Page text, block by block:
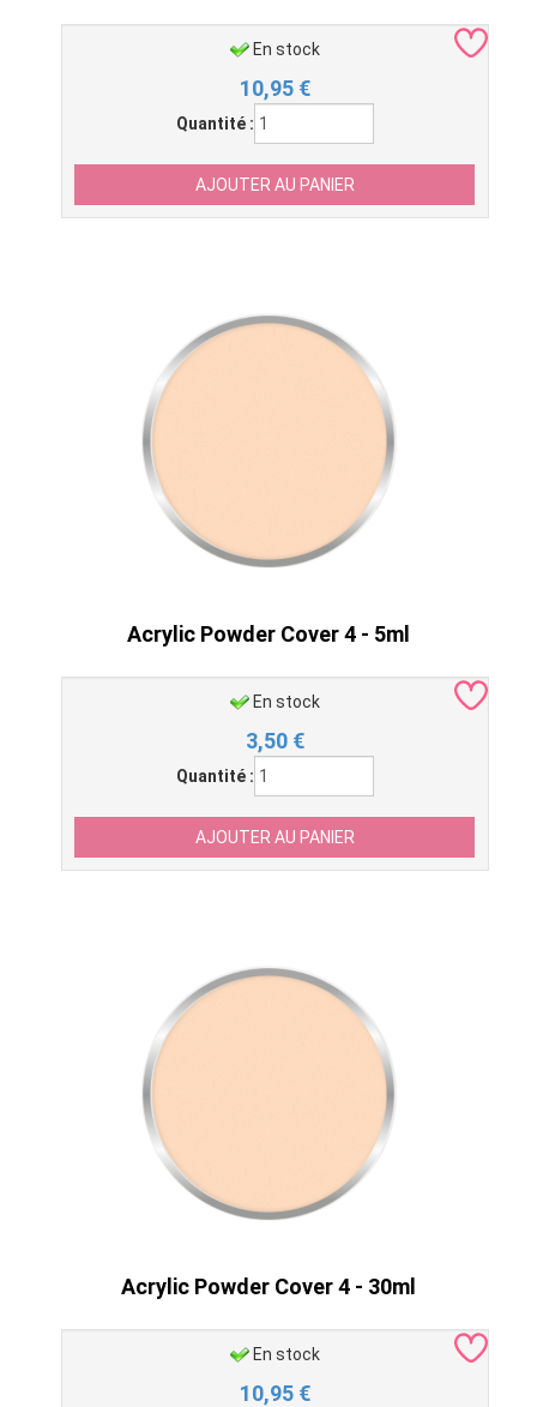
En stock
10,95 €
Quantité :
Acrylic Powder Cover 4 - 5ml
En stock
3,50 €
Quantité :
Acrylic Powder Cover 4 - 30ml
En stock
10,95 €